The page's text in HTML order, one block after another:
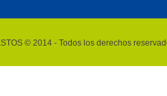
© 2014 - Todos los derechos